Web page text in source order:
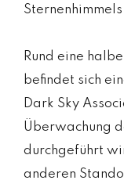
Rund eine
befindet sich
Dark Sky
Überwachung
durchgeführt
anderen